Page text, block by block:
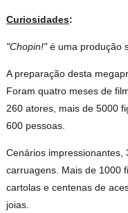
Curiosidades:
"Chopin!"é uma produção
A preparação desta
Foram quatro meses de
260 atores, mais de 5000
600 pessoas.
Cenários
carruagens. Mais de 1000
cartolas e centenas de
joias.